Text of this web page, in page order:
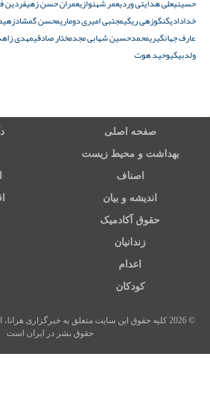
حسینیعلی هدایتی‌ وردیعمر شهنوازیعمران حسن‌ زهیفردین
خدادادیگنگوزهی‌ ریگیمجتبی امیری‌ دوماریمحسن گمشادزهی
عارف جهانگیریمحمدحسین شهابی مجدمختار صادقیمهدی
ولدبیگیوحید هوت
صفحه اصلی
بهداشت و محیط زیست
اصناف
اندیشه و بیان
حقوق آکادمیک
زندانیان
اعدام
کودکان
© 2026 کلیه حقوق این سایت متعلق به خبرگزاری
حقوق بشر در ایران است